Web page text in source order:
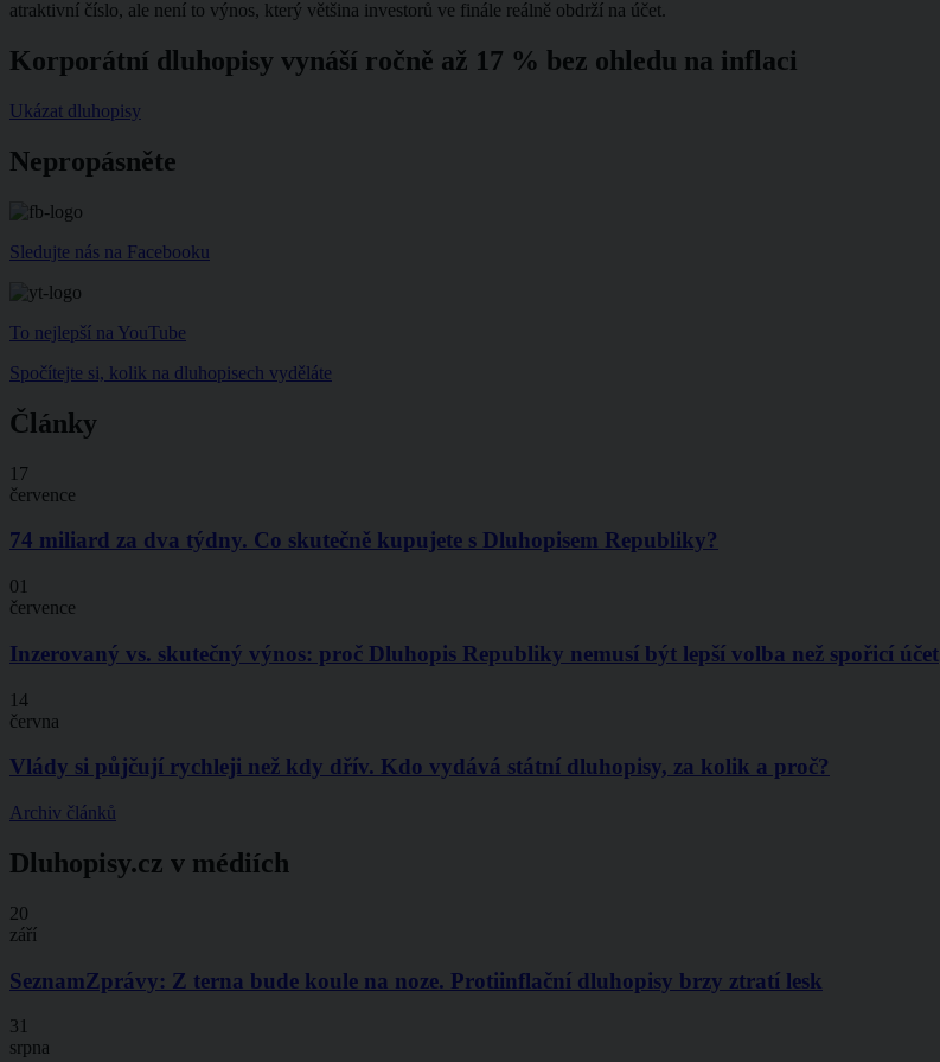
atraktivní číslo, ale není to výnos, který většina investorů ve finále reálně obdrží na účet.
Korporátní dluhopisy vynáší ročně až 17 % bez ohledu na inflaci
Ukázat dluhopisy
Nepropásněte
Sledujte nás na Facebooku
To nejlepší na YouTube
Spočítejte si, kolik na dluhopisech vyděláte
Články
17
července
74 miliard za dva týdny. Co skutečně kupujete s Dluhopisem Republiky?
01
července
Inzerovaný vs. skutečný výnos: proč Dluhopis Republiky nemusí být lepší volba než spořicí účet
14
června
Vlády si půjčují rychleji než kdy dřív. Kdo vydává státní dluhopisy, za kolik a proč?
Archiv článků
Dluhopisy.cz v médiích
20
září
SeznamZprávy: Z terna bude koule na noze. Protiinflační dluhopisy brzy ztratí lesk
31
srpna